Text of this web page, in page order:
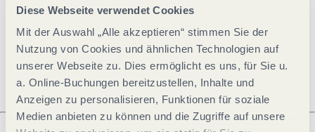
Diese Webseite verwendet Cookies
Mit der Auswahl „Alle akzeptieren“ stimmen Sie der
Nutzung von Cookies und ähnlichen Technologien auf
unserer Webseite zu. Dies ermöglicht es uns, für Sie u.
a. Online-Buchungen bereitzustellen, Inhalte und
Anzeigen zu personalisieren, Funktionen für soziale
Medien anbieten zu können und die Zugriffe auf unsere
Öffnungszeiten